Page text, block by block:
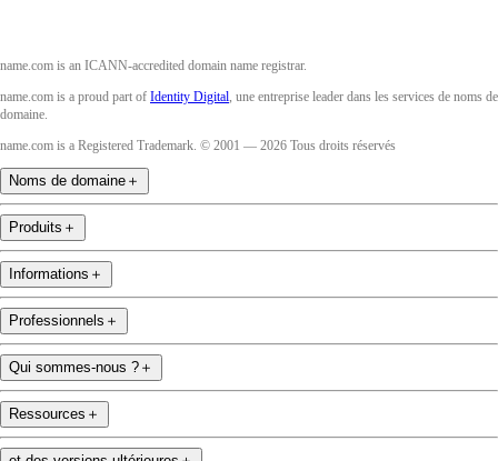
name.com is an ICANN-accredited domain name registrar.
name.com is a proud part of Identity Digital , une entreprise leader dans les services de noms de
domaine.
name.com is a Registered Trademark. © 2001 — 2026 Tous droits réservés
Noms de domaine ＋
Produits ＋
Informations ＋
Professionnels ＋
Qui sommes-nous ? ＋
Ressources ＋